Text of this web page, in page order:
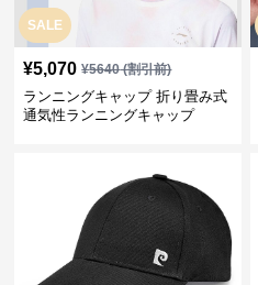
SALE
¥5,070 ¥5640(割引前)
ランニングキャップ 折り畳み式
通気性ランニングキャップ